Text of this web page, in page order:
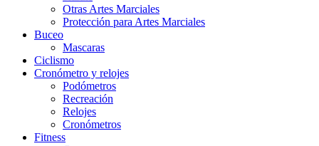
Otras Artes Marciales
Protección para Artes Marciales
Buceo
Mascaras
Ciclismo
Cronómetro y relojes
Podómetros
Recreación
Relojes
Cronómetros
Fitness